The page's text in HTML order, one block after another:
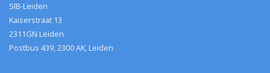
SIB-Leiden
Kaiserstraat 13
2311GN Leiden
Postbus 439, 2300 AK, Leiden